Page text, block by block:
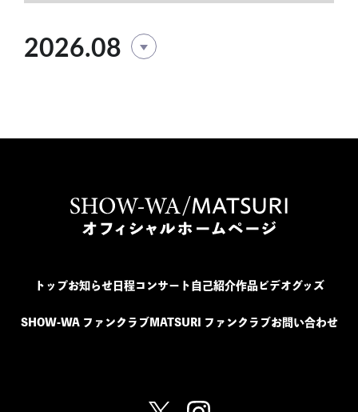
2026.08
トップお知らせ日程コンサート 自己紹介作品ビデオグッズ
SHOW-WA ファンクラブMATSURI ファンクラブお問い合わせ